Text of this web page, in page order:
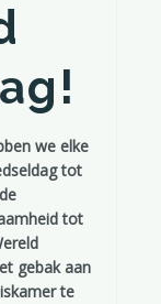
we elke
tot
tot
gebak aan
te